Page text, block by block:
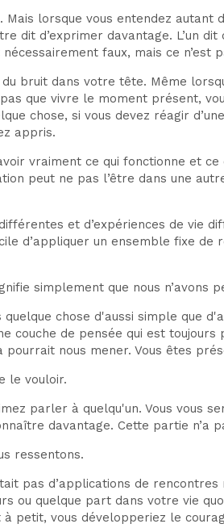
lorsque vous entendez
d’exprimer davantage. L’un dit
faux, mais ce n’est
bruit dans votre tête. Même
que vivre le moment présent,
chose, si vous devez réagir
appris.
vraiment ce qui fonctionne et ce
peut ne pas l’être dans une
et d’expériences de vie
d’appliquer un ensemble fixe de
simplement que nous
chose d'aussi simple que
de pensée qui est toujours
nous mener. Vous êtes
le vouloir.
parler à quelqu'un. Vous vous
davantage. Cette partie n’a
ressentons.
pas d’applications de
ou quelque part dans votre vie
petit, vous développeriez le